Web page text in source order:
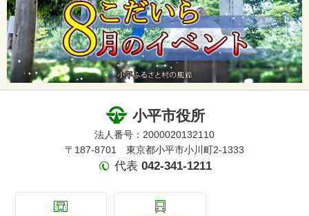
小平市役所
法人番号：2000020132110
〒187-8701 東京都小平市小川町2-1333
代表 042-341-1211